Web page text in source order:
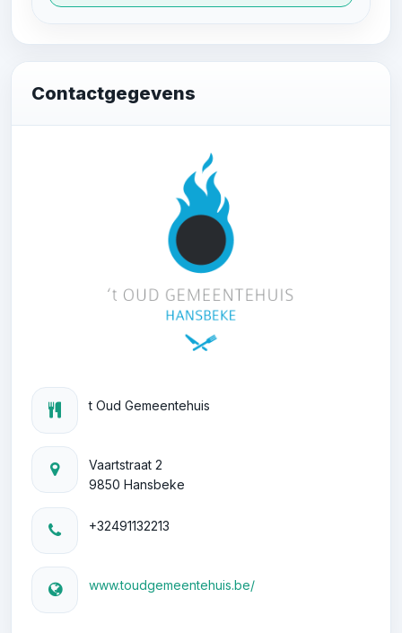
Contactgegevens
t Oud Gemeentehuis
Vaartstraat 2
9850 Hansbeke
+32491132213
www.toudgemeentehuis.be/